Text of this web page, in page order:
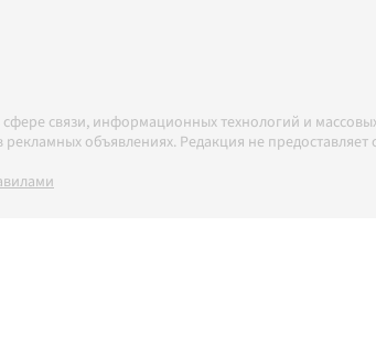
связи, информационных технологий и
объявлениях. Редакция не